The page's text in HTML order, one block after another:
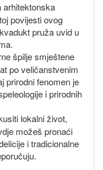
arhitektonska
povijesti ovog
pruža uvid u
špilje smještene
po veličanstvenim
prirodni fenomen je
i prirodnih
lokalni život,
možeš pronaći
i tradicionalne